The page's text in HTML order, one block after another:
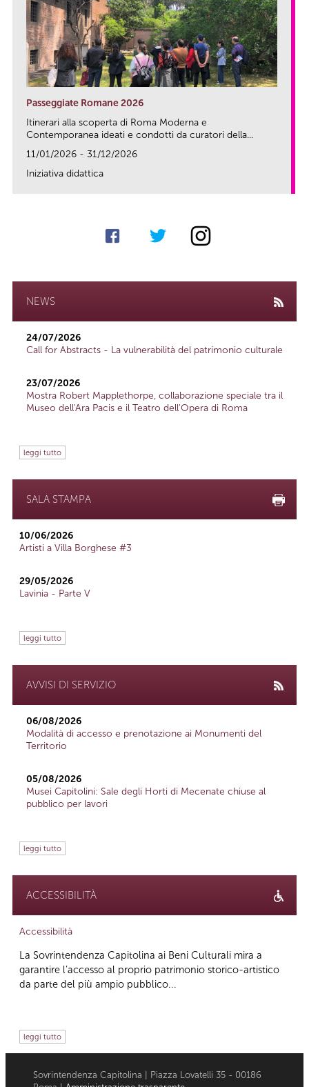
Passeggiate Romane 2026
Itinerari alla scoperta di Roma Moderna e
Contemporanea ideati e condotti da curatori della...
11/01/2026 - 31/12/2026
Iniziativa didattica
NEWS
24/07/2026
Call for Abstracts - La vulnerabilità del patrimonio culturale
23/07/2026
Mostra Robert Mapplethorpe, collaborazione speciale tra il
Museo dell'Ara Pacis e il Teatro dell'Opera di Roma
leggi tutto
SALA STAMPA
10/06/2026
Artisti a Villa Borghese #3
29/05/2026
Lavinia - Parte V
leggi tutto
AVVISI DI SERVIZIO
06/08/2026
Modalità di accesso e prenotazione ai Monumenti del
Territorio
05/08/2026
Musei Capitolini: Sale degli Horti di Mecenate chiuse al
pubblico per lavori
leggi tutto
ACCESSIBILITÀ
Accessibilità
La Sovrintendenza Capitolina ai Beni Culturali mira a
garantire l’accesso al proprio patrimonio storico-artistico
da parte del più ampio pubblico...
leggi tutto
Sovrintendenza Capitolina | Piazza Lovatelli 35 - 00186